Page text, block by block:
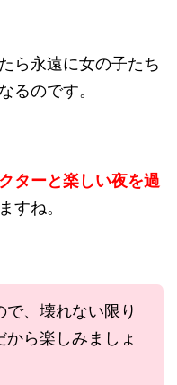
ら永遠に女の子たち
るのです。
ターと楽しい夜を過
すね。
、壊れない限り
から楽しみましょ